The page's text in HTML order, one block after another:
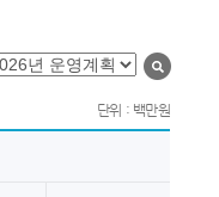
단위 : 백만원